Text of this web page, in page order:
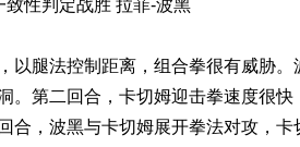
性判定战胜 拉菲-波黑
以腿法控制距离，组合拳很有威胁
。第二回合，卡切姆迎击拳速度很
合，波黑与卡切姆展开拳法对攻，